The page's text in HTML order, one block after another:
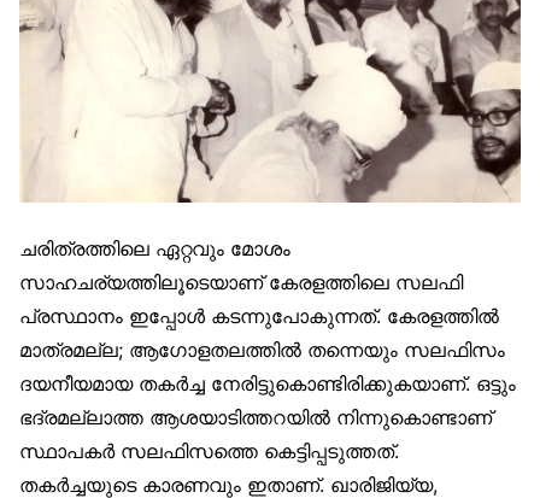
ചരിത്രത്തിലെ ഏറ്റവും മോശം
സാഹചര്യത്തിലൂടെയാണ് കേരളത്തിലെ സലഫി
പ്രസ്ഥാനം ഇപ്പോൾ കടന്നുപോകുന്നത്. കേരളത്തിൽ
മാത്രമല്ല; ആഗോളതലത്തിൽ തന്നെയും സലഫിസം
ദയനീയമായ തകർച്ച നേരിട്ടുകൊണ്ടിരിക്കുകയാണ്. ഒട്ടും
ഭദ്രമല്ലാത്ത ആശയാടിത്തറയിൽ നിന്നുകൊണ്ടാണ്
സ്ഥാപകർ സലഫിസത്തെ കെട്ടിപ്പടുത്തത്.
തകർച്ചയുടെ കാരണവും ഇതാണ്. ഖാരിജിയ്യ,